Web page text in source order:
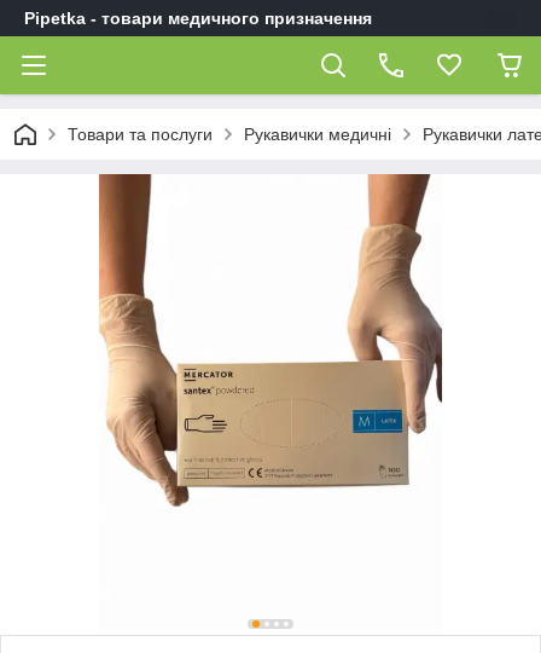
Pipetka - товари медичного призначення
Товари та послуги Рукавички медичні Рукавички